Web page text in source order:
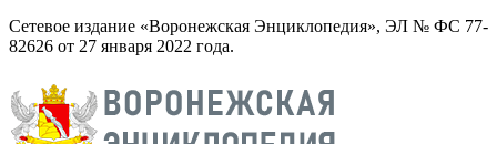
Сетевое издание «Воронежская Энциклопедия», ЭЛ № ФС 77-
82626 от 27 января 2022 года.